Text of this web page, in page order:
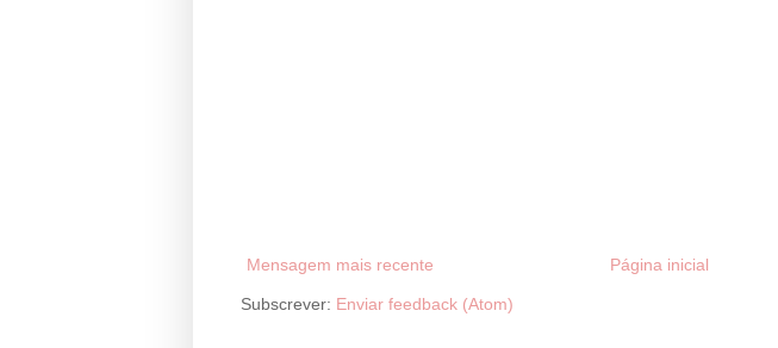
Mensagem mais recente Página inicial
Subscrever: Enviar feedback (Atom)